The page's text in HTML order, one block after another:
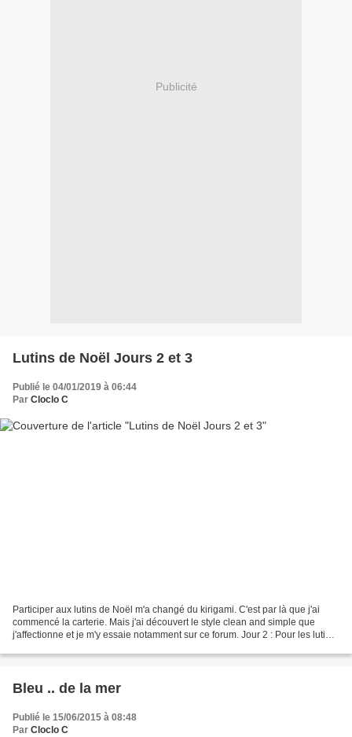
Publicité
Lutins de Noël Jours 2 et 3
Publié le 04/01/2019 à 06:44
Par Cloclo C
Participer aux lutins de Noël m'a changé du kirigami. C'est par là que j'ai
commencé la carterie. Mais j'ai découvert le style clean and simple que
j'affectionne et je m'y essaie notamment sur ce forum. Jour 2 : Pour les lutins
Bleu .. de la mer
Publié le 15/06/2015 à 08:48
Par Cloclo C